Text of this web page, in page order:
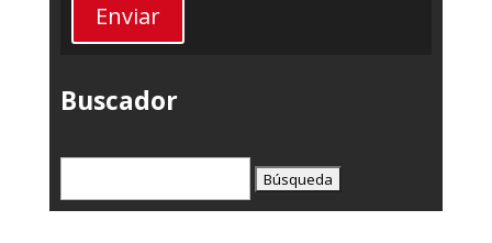
Enviar
Buscador